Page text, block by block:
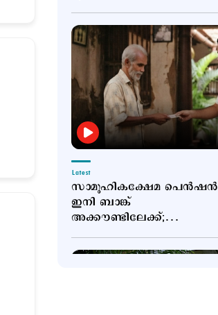
രാജ്യസഭയിൽ
Latest
സാമൂഹികക്ഷേമ പെൻഷൻ
ഇനി ബാങ്ക്
അക്കൗണ്ടിലേക്ക്;
ഒഴിവാക്കി